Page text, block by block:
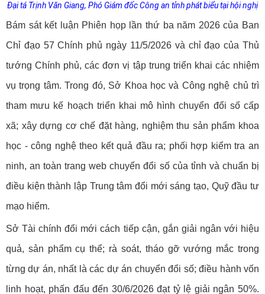
Đại tá Trịnh Văn Giang, Phó Giám đốc Công an tỉnh phát biểu tại hội nghị
Bám sát kết luận Phiên họp lần thứ ba năm 2026 của Ban
Chỉ đạo 57 Chính phủ ngày 11/5/2026 và chỉ đạo của Thủ
tướng Chính phủ, các đơn vị tập trung triển khai các nhiệm
vụ trọng tâm. Trong đó, Sở Khoa học và Công nghệ chủ trì
tham mưu kế hoạch triển khai mô hình chuyển đổi số cấp
xã; xây dựng cơ chế đặt hàng, nghiệm thu sản phẩm khoa
học - công nghệ theo kết quả đầu ra; phối hợp kiểm tra an
ninh, an toàn trang web chuyển đổi số của tỉnh và chuẩn bị
điều kiện thành lập Trung tâm đổi mới sáng tạo, Quỹ đầu tư
mạo hiểm.
Sở Tài chính đổi mới cách tiếp cận, gắn giải ngân với hiệu
quả, sản phẩm cụ thể; rà soát, tháo gỡ vướng mắc trong
từng dự án, nhất là các dự án chuyển đổi số; điều hành vốn
linh hoạt, phấn đấu đến 30/6/2026 đạt tỷ lệ giải ngân 50%.